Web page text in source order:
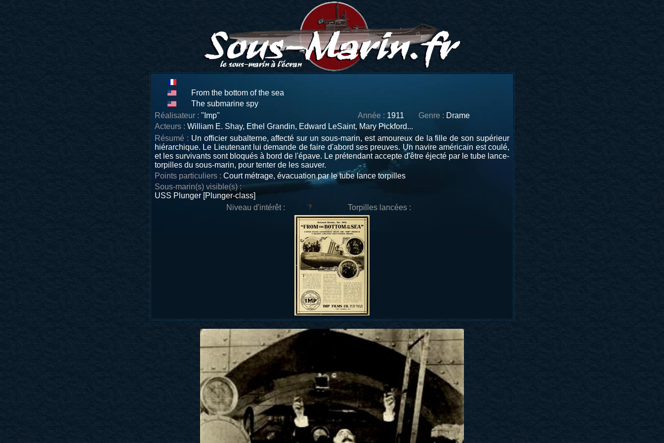
From the bottom of the sea
The submarine spy
Réalisateur : "Imp" Année : 1911 Genre : Drame
Acteurs : William E. Shay, Ethel Grandin, Edward LeSaint, Mary Pickford...
Résumé : Un officier subalterne, affecté sur un sous-marin, est amoureux de la fille de son supérieur
hiérarchique. Le Lieutenant lui demande de faire d'abord ses preuves. Un navire américain est coulé,
et les survivants sont bloqués à bord de l'épave. Le prétendant accepte d'être éjecté par le tube lance-
torpilles du sous-marin, pour tenter de les sauver.
Points particuliers : Court métrage, évacuation par le tube lance torpilles
Sous-marin(s) visible(s) :
USS Plunger [Plunger-class]
Niveau d'intérêt :
Torpilles lancées :